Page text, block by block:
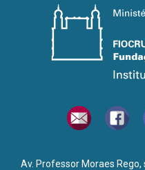
Av. Professor Moraes